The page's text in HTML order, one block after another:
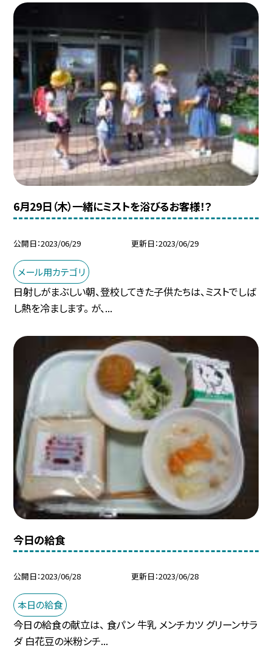
6月29日（木）一緒にミストを浴びるお客様！？
公開日 2023/06/29 更新日 2023/06/29
メール用カテゴリ
日射しがまぶしい朝、登校してきた子供たちは、ミストでしば
し熱を冷まします。 が、...
今日の給食
公開日 2023/06/28 更新日 2023/06/28
本日の給食
今日の給食の献立は、 食パン 牛乳 メンチカツ グリーンサラ
ダ 白花豆の米粉シチ...